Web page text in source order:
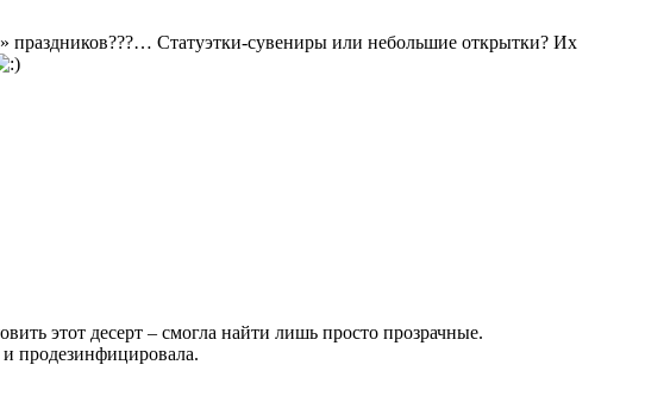
Статуэтки-сувениры или небольшие открытки? Их
этот десерт – смогла найти лишь просто прозрачные.
продезинфицировала.